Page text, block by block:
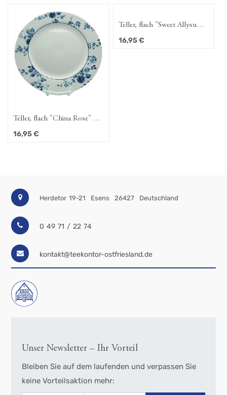
Teller, flach "China Rose" 26
cm
16,95€
Teller, flach "Sweet Allysum"
26 cm
16,95€
Herdetor 19-21 Esens 26427 Deutschland
0 49 71 / 22 74
kontakt@teekontor-ostfriesland.de
Unser Newsletter – Ihr Vorteil
Bleiben Sie auf dem laufenden und verpassen Sie
keine Vorteilsaktion mehr: